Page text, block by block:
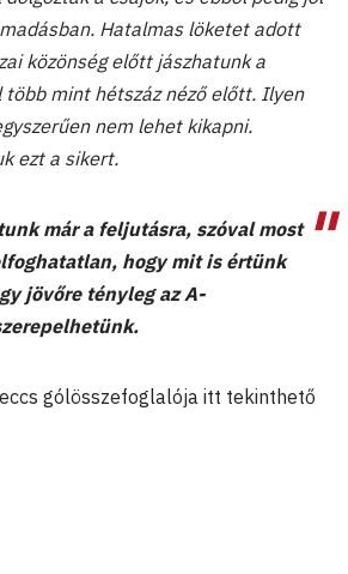
Hatalmas löketet adott
közönség előtt jászhatunk a
mint hétszáz néző előtt. Ilyen
nem lehet kikapni.
ezt a sikert.
már a feljutásra, szóval most
hogy mit is értünk
jövőre tényleg az A-
gólösszefoglalója itt tekinthető